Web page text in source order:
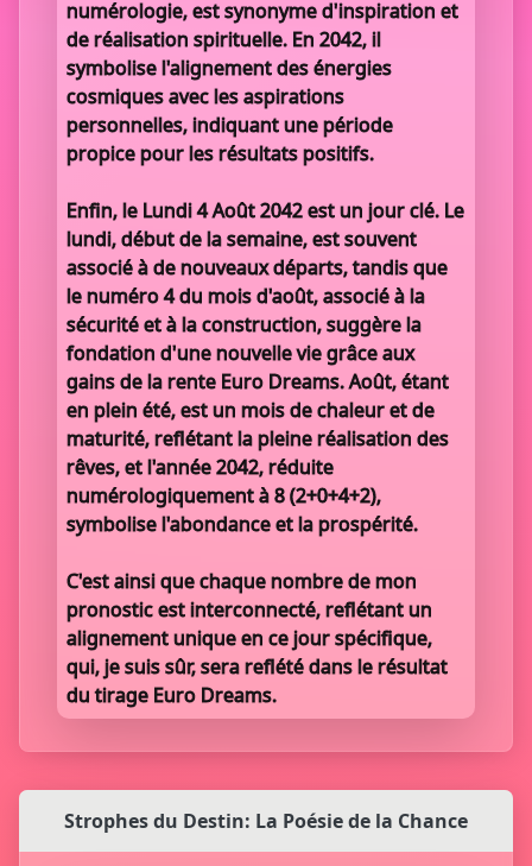
numérologie, est synonyme d'inspiration et
de réalisation spirituelle. En 2042, il
symbolise l'alignement des énergies
cosmiques avec les aspirations
personnelles, indiquant une période
propice pour les résultats positifs.
Enfin, le Lundi 4 Août 2042 est un jour clé. Le
lundi, début de la semaine, est souvent
associé à de nouveaux départs, tandis que
le numéro 4 du mois d'août, associé à la
sécurité et à la construction, suggère la
fondation d'une nouvelle vie grâce aux
gains de la rente Euro Dreams. Août, étant
en plein été, est un mois de chaleur et de
maturité, reflétant la pleine réalisation des
rêves, et l'année 2042, réduite
numérologiquement à 8 (2+0+4+2),
symbolise l'abondance et la prospérité.
C'est ainsi que chaque nombre de mon
pronostic est interconnecté, reflétant un
alignement unique en ce jour spécifique,
qui, je suis sûr, sera reflété dans le résultat
du tirage Euro Dreams.
Strophes du Destin: La Poésie de la Chance